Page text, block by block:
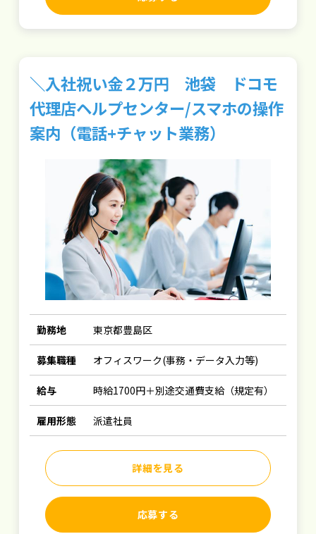
＼入社祝い金２万円 池袋 ドコモ
代理店ヘルプセンター/スマホの操作
案内（電話+チャット業務）
勤務地 東京都豊島区
募集職種 オフィスワーク(事務・データ入力等)
給与 時給1700円＋別途交通費支給（規定有）
雇用形態 派遣社員
詳細を見る
応募する